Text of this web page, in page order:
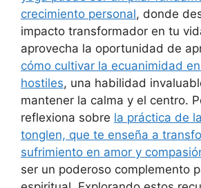
crecimiento personal, donde
impacto transformador en tu
aprovecha la oportunidad de
cómo cultivar la ecuanimidad
hostiles, una habilidad
mantener la calma y el centro.
reflexiona sobre la práctica de
tonglen, que te enseña a
sufrimiento en amor y
ser un poderoso complemento